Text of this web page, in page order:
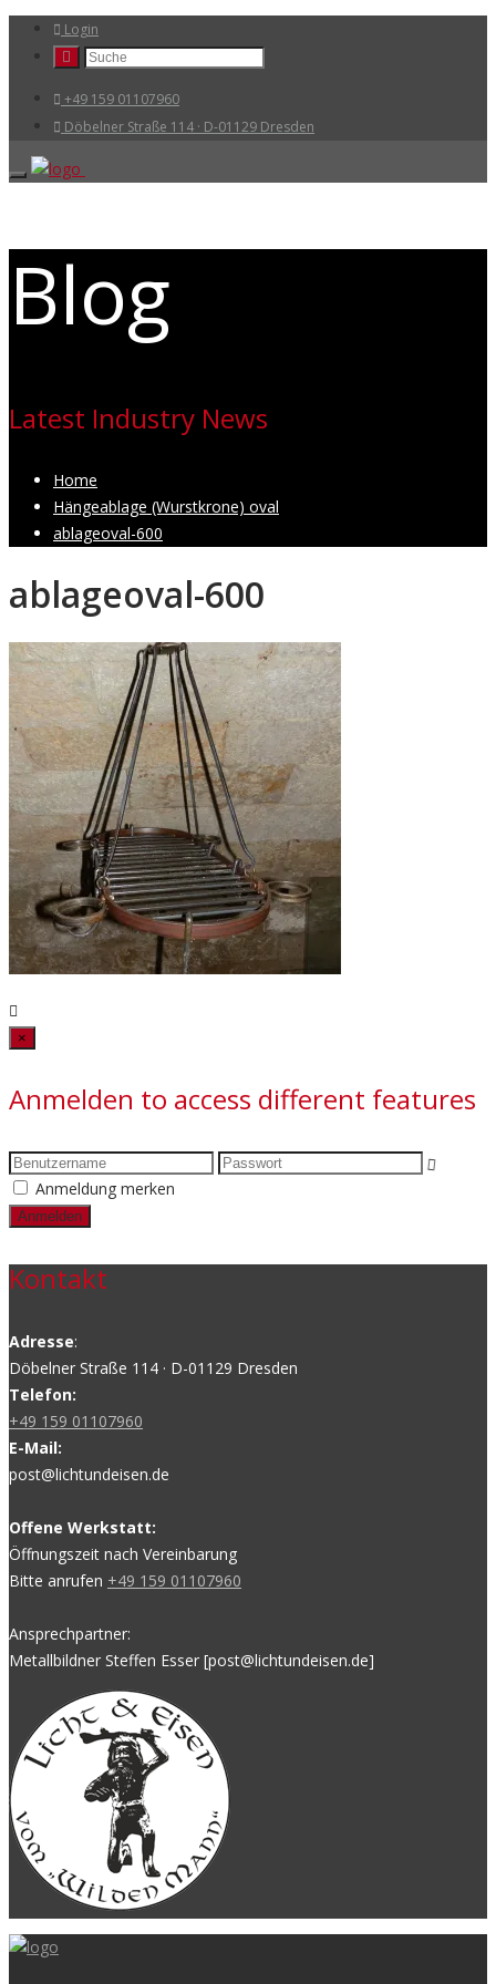
Login
+49 159 01107960
Döbelner Straße 114 · D-01129 Dresden
Blog
Latest Industry News
Home
Hängeablage (Wurstkrone) oval
ablageoval-600
ablageoval-600
×
Anmelden to access different features
Anmeldung merken
Kontakt
Adresse:
Döbelner Straße 114 · D-01129 Dresden
Telefon:
+49 159 01107960
E-Mail:
post@lichtundeisen.de
Offene Werkstatt:
Öffnungszeit nach Vereinbarung
Bitte anrufen +49 159 01107960
Ansprechpartner:
Metallbildner Steffen Esser [post@lichtundeisen.de]